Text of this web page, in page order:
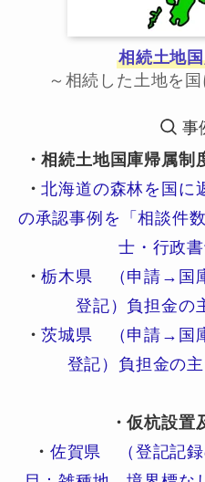
相続土地
～相続した土地を
事
・相続土地国庫帰属
・北海道の森林を国に
の承認事例を「相談件
士・行政
・栃木県 （申請→国
登記）負担金の
・茨城県 （申請→国
登記）負担金の
・仮杭設置
・ 佐賀県 （登記記録